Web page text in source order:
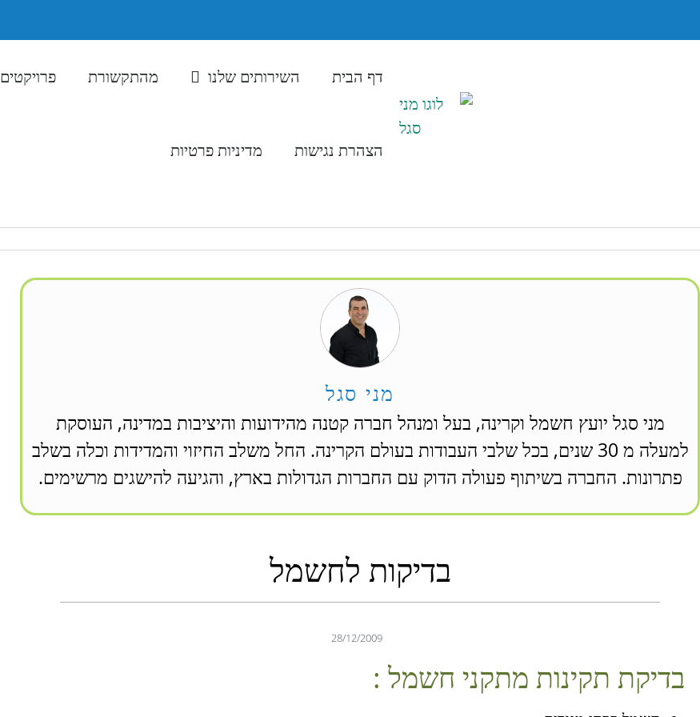
דף הבית השירותים שלנו מהתקשורת פרויקטים
הצהרת נגישות מדיניות פרטיות
מני סגל
מני סגל יועץ חשמל וקרינה, בעל ומנהל חברה קטנה מהידועות והיציבות במדינה, העוסקת
למעלה מ 30 שנים, בכל שלבי העבודות בעולם הקרינה. החל משלב החיזוי והמדידות וכלה בשלב
פתרונות. החברה בשיתוף פעולה הדוק עם החברות הגדולות בארץ, והגיעה להישגים מרשימים.
בדיקות לחשמל
28/12/2009
בדיקת תקינות מתקני חשמל :